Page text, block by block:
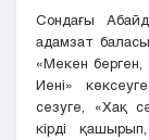
Сондағы
адамзат
«Мекен
Иені»
сезуге, «Хақ
кірді